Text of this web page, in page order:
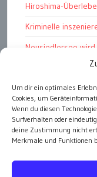
Um dir ein optimales
Cookies, um
Wenn du diesen
Surfverhalten oder
deine Zustimmung nicht
Merkmale und Funktionen
Hiroshima-
Kriminelle
Neusiedlersee
TKG wünscht
Fußball WM 2026:
Die Wichtigen